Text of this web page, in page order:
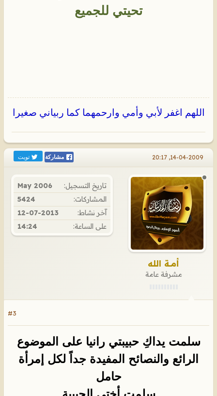
تحيتي للجميع
اللهم اغفر لأبي وأمي وارحمهما كما ربياني صغيرا
14-04-2009, 20:17 مشاركة تويت
أمـــة الله
مشرفة عامة
تاريخ التسجيل:
May 2006
المشاركات:
5424
آخر نشاط:
12-07-2013
على الساعة:
14:24
#3
سلمت يداكِ حبيبتي رانيا على الموضوع
الرائع والنصائح المفيدة جداً لكل إمرأة
حامل